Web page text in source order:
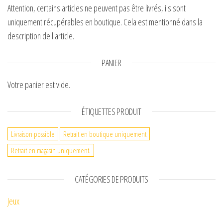
Attention, certains articles ne peuvent pas être livrés, ils sont
uniquement récupérables en boutique. Cela est mentionné dans la
description de l'article.
PANIER
Votre panier est vide.
ÉTIQUETTES PRODUIT
Livraison possible
Retrait en boutique uniquement
Retrait en magasin uniquement.
CATÉGORIES DE PRODUITS
Jeux